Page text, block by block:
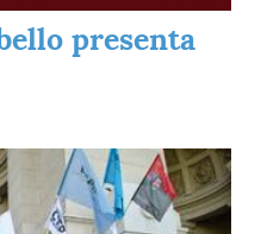
presenta